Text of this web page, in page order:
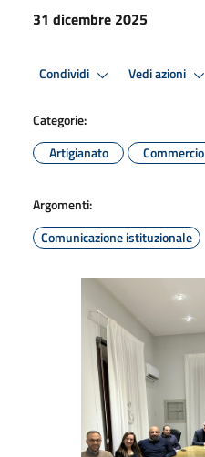
31 dicembre 2025
Condividi Vedi azioni
Categorie:
Artigianato
Commercio
Argomenti:
Comunicazione istituzionale